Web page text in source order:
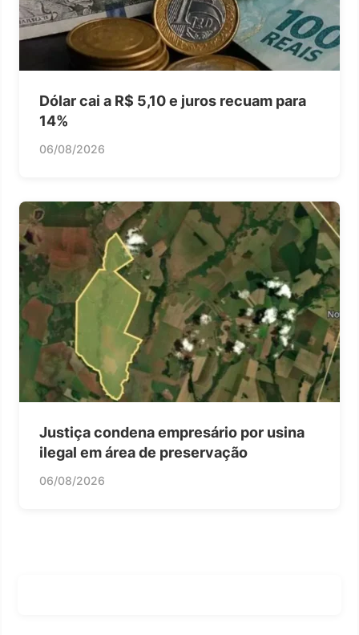
Dólar cai a R$ 5,10 e juros recuam para
14%
06/08/2026
Justiça condena empresário por usina
ilegal em área de preservação
06/08/2026